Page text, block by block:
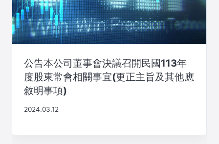
公告本公司董事會決議召開民國113年
度股東常會相關事宜(更正主旨及其他應
敘明事項)
2024.03.12